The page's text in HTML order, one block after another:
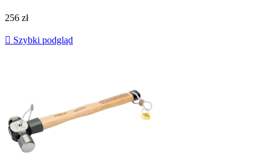
256 zł
 Szybki podgląd